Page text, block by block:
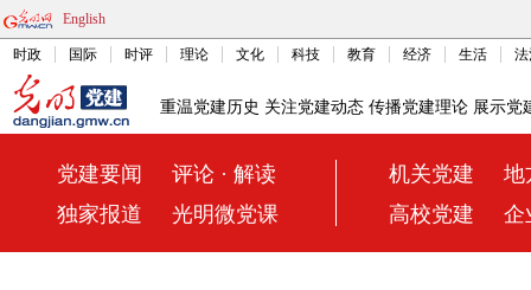
English
时政 国际 时评 理论 文化 科技 教育 经济 生活
重温党建历史 关注党建动态 传播党建理论 展示党
党建要闻
评论 · 解读
独家报道
光明微党课
机关党建
地
高校党建
企